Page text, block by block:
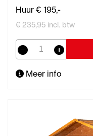
Huur € 195,-
€ 235,95 incl. btw
Meer info